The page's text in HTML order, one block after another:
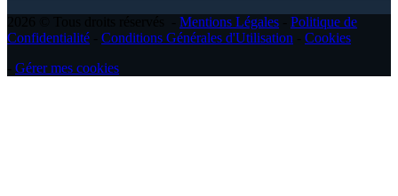
Mentions Légales
Politique de
Confidentialité
Conditions Générales d'Utilisation
Cookies
Gérer mes cookies